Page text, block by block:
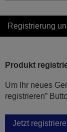
Registrierung
Produkt
Um Ihr neues
registrieren”
Jetzt